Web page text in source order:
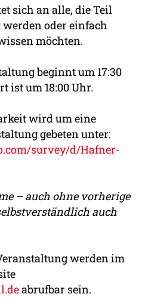
sich an alle, die Teil
oder einfach
möchten.
beginnt um 17:30
ist um 18:00 Uhr.
wird um eine
gebeten unter:
survey/d/Hafner-
– auch ohne vorherige
auch
werden im
abrufbar sein.